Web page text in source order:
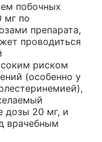
побочных
мг по
препарата,
проводиться
риском
(особенно у
дозы 20 мг, и
врачебным